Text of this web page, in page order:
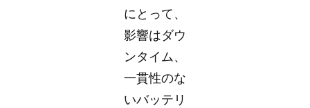
にとって、
影響はダウ
ンタイム、
一貫性のな
いバッテリ